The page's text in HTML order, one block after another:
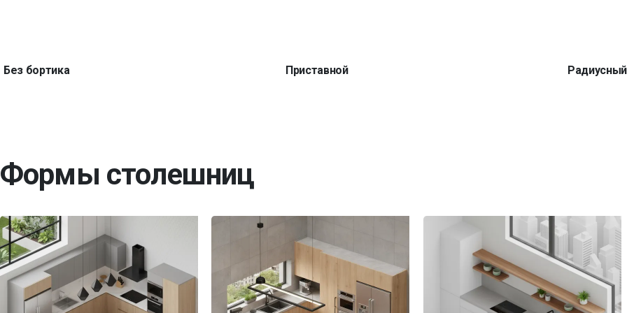
Без бортика Приставной Радиусный
Формы столешниц